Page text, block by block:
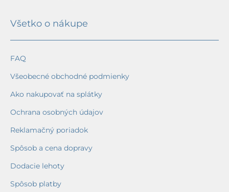
Všetko o nákupe
FAQ
Všeobecné obchodné podmienky
Ako nakupovať na splátky
Ochrana osobných údajov
Reklamačný poriadok
Spôsob a cena dopravy
Dodacie lehoty
Spôsob platby